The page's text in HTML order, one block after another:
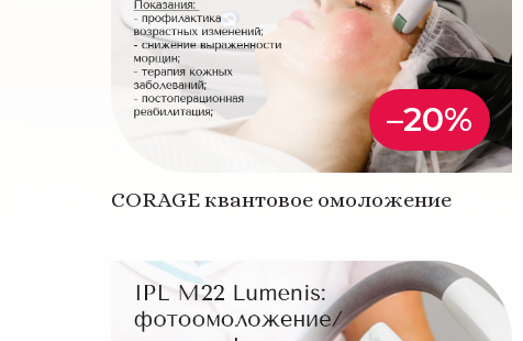
–20%
CORAGE квантовое омоложение